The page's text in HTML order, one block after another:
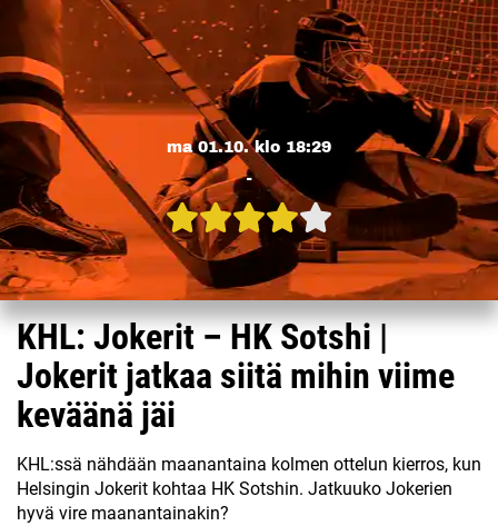
ma 01.10. klo 18:29
-
KHL: Jokerit – HK Sotshi |
Jokerit jatkaa siitä mihin viime
keväänä jäi
KHL:ssä nähdään maanantaina kolmen ottelun kierros, kun
Helsingin Jokerit kohtaa HK Sotshin. Jatkuuko Jokerien
hyvä vire maanantainakin?